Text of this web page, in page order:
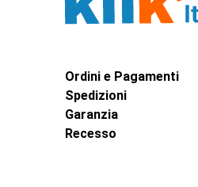
Ordini e Pagamenti
Spedizioni
Garanzia
Recesso